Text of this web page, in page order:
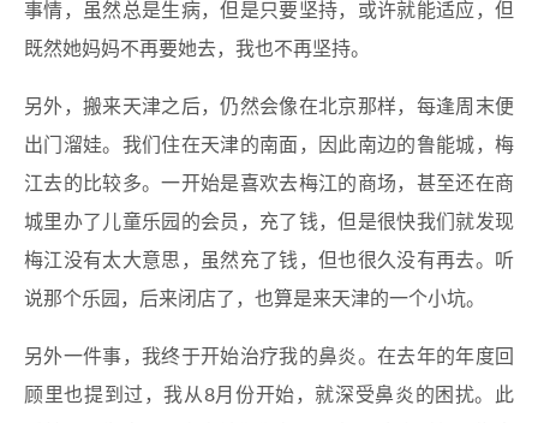
事情，虽然总是生病，但是只要坚持，或许就能适应，但
既然她妈妈不再要她去，我也不再坚持。
另外，搬来天津之后，仍然会像在北京那样，每逢周末便
出门溜娃。我们住在天津的南面，因此南边的鲁能城，梅
江去的比较多。一开始是喜欢去梅江的商场，甚至还在商
城里办了儿童乐园的会员，充了钱，但是很快我们就发现
梅江没有太大意思，虽然充了钱，但也很久没有再去。听
说那个乐园，后来闭店了，也算是来天津的一个小坑。
另外一件事，我终于开始治疗我的鼻炎。在去年的年度回
顾里也提到过，我从8月份开始，就深受鼻炎的困扰。此